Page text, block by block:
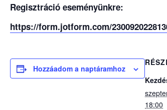
Regisztráció eseményünkre:
https://form.jotform.com/
Hozzáadom a naptáramhoz
18:00